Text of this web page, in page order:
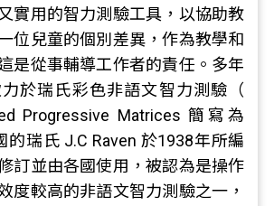
實用的智力測驗工具，以協助教
位兒童的個別差異，作為教學和
是從事輔導工作者的責任。多年
於瑞氏彩色非語文智力測驗（
Progressive Matrices 簡寫為
的瑞氏 J.C Raven 於1938年所編
訂並由各國使用，被認為是操作
度較高的非語文智力測驗之一，